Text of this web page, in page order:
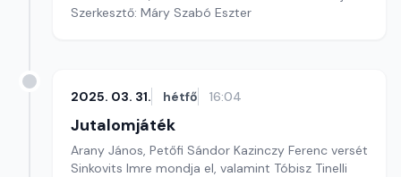
Szerkesztő: Máry Szabó Eszter
2025. 03. 31. hétfő 16:04
Jutalomjáték
Arany János, Petőfi Sándor Kazinczy Ferenc versét
Sinkovits Imre mondja el, valamint Tóbisz Tinelli